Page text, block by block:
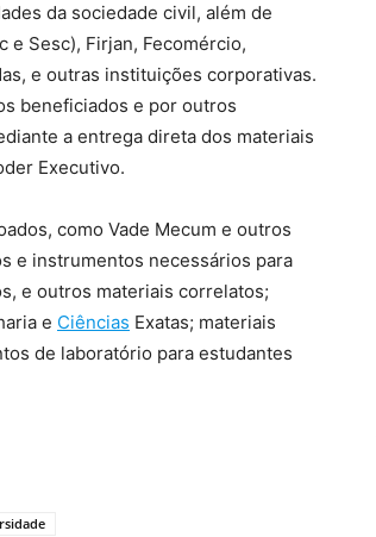
da sociedade civil, além de
e Sesc), Firjan, Fecomércio,
e outras instituições corporativas.
beneficiados e por outros
a entrega direta dos materiais
Executivo.
como Vade Mecum e outros
e instrumentos necessários para
e outros materiais correlatos;
e Ciências Exatas; materiais
de laboratório para estudantes